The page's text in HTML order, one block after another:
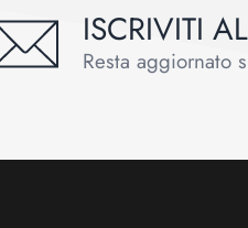
ISCRIVITI
Resta aggiornato